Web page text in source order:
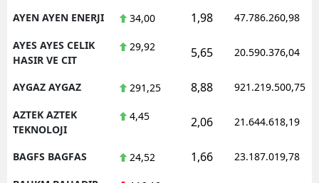
AYEN AYEN ENERJI 34,00 1,98 47.786.260,98
AYES AYES CELIK
HASIR VE CIT
29,92 5,65 20.590.376,04
AYGAZ AYGAZ 291,25 8,88 921.219.500,75
AZTEK AZTEK
TEKNOLOJI
4,45 2,06 21.644.618,19
BAGFS BAGFAS 24,52 1,66 23.187.019,78